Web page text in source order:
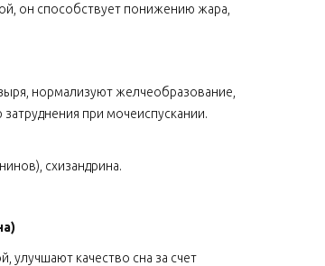
он способствует понижению жара,
нормализуют желчеобразование,
при мочеиспускании.
схизандрина.
улучшают качество сна за счет